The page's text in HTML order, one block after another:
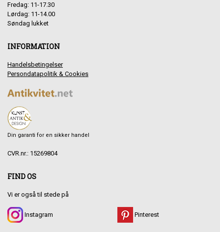
Fredag: 11-17.30
Lørdag: 11-14.00
Søndag lukket
INFORMATION
Handelsbetingelser
Persondatapolitik & Cookies
Din garanti for en sikker handel
CVR.nr.: 15269804
FIND OS
Vi er også til stede på
Instagram Pinterest